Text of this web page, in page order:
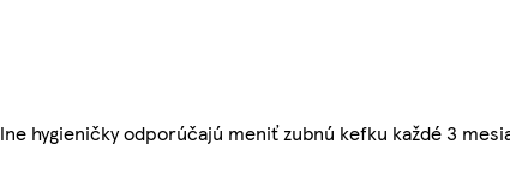
hygieničky odporúčajú meniť zubnú kefku každé 3